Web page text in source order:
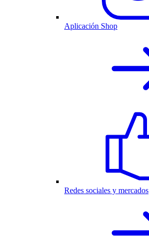
Aplicación Shop
Redes sociales y mercados